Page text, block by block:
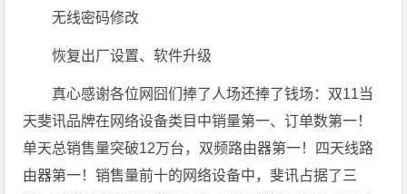
无线密码修改
恢复出厂设置、软件升级
真心感谢各位网囧们捧了人场还捧了钱场：双11当
天斐讯品牌在网络设备类目中销量第一、订单数第一！
单天总销售量突破12万台，双频路由器第一！四天线路
由器第一！销售量前十的网络设备中，斐讯占据了三